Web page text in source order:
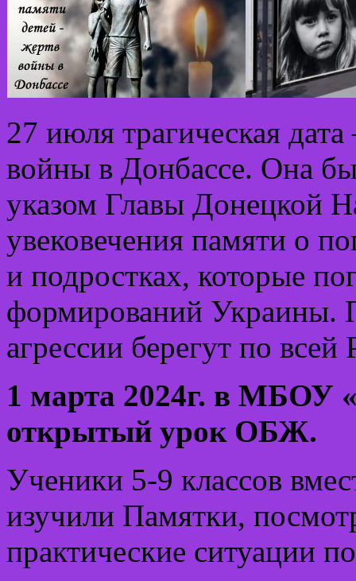
27 июля трагическая
войны в Донбассе. Она
указом Главы Донецкой
увековечения памяти о
и подростках, которые
формирований Украины.
агрессии берегут по всей
1 марта 2024г. в МБОУ
открытый урок ОБЖ.
Ученики 5-9 классов
изучили Памятки,
практические ситуации